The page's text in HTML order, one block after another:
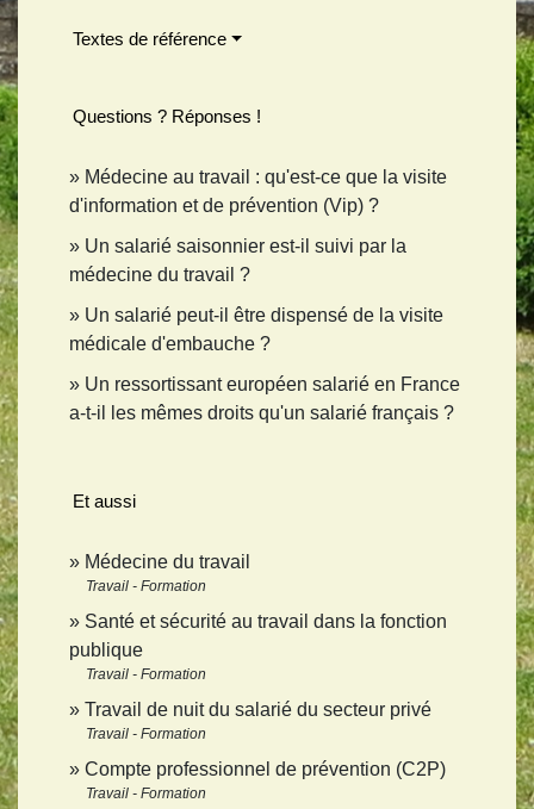
Textes de référence
Questions ? Réponses !
Médecine au travail : qu'est-ce que la visite
d'information et de prévention (Vip) ?
Un salarié saisonnier est-il suivi par la
médecine du travail ?
Un salarié peut-il être dispensé de la visite
médicale d'embauche ?
Un ressortissant européen salarié en France
a-t-il les mêmes droits qu'un salarié français ?
Et aussi
Médecine du travail
Travail - Formation
Santé et sécurité au travail dans la fonction
publique
Travail - Formation
Travail de nuit du salarié du secteur privé
Travail - Formation
Compte professionnel de prévention (C2P)
Travail - Formation